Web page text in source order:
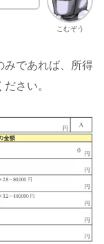
こむぞう
であれば、所得
さい。